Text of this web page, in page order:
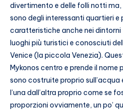
divertimento e delle folli notti
sono degli interessanti quartieri
caratteristiche anche nei
luoghi più turistici e conosciuti
Venice (la piccola Venezia).
Mykonos centro e prende il
sono costruite proprio sull’acqua
l’una dall’altra proprio come se
proporzioni ovviamente, un po’